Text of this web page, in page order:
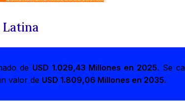
Latina
de USD 1.029,43 Millones en 2025. Se
valor de USD 1.809,06 Millones en 2035.